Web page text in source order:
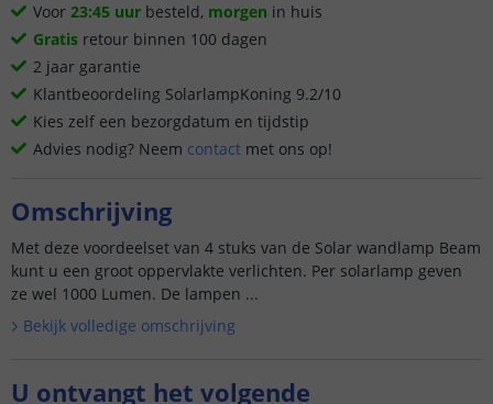
Voor 23:45 uur besteld, morgen in huis
Gratis retour binnen 100 dagen
2 jaar garantie
Klantbeoordeling SolarlampKoning 9.2/10
Kies zelf een bezorgdatum en tijdstip
Advies nodig? Neem contact met ons op!
Omschrijving
Met deze voordeelset van 4 stuks van de Solar wandlamp Beam
kunt u een groot oppervlakte verlichten. Per solarlamp geven
ze wel 1000 Lumen. De lampen ...
Bekijk volledige omschrijving
U ontvangt het volgende